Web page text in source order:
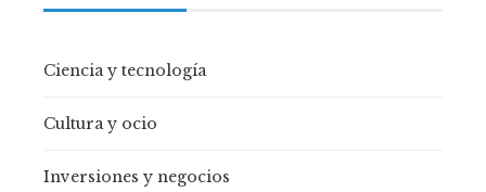
Ciencia y tecnología
Cultura y ocio
Inversiones y negocios